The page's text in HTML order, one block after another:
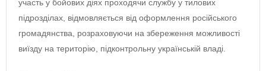
участь у бойових діях проходячи службу у тилових
підрозділах, відмовляється від оформлення російського
громадянства, розраховуючи на збереження можливості
виїзду на територію, підконтрольну українській владі.